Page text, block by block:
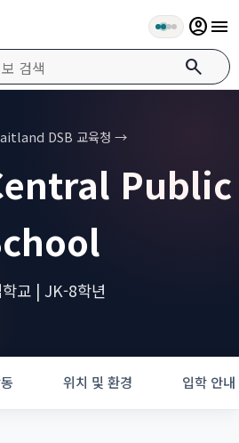
search
account_circlemenu
DSB 교육청 →
Public
교 | JK-8학년
위치 및 환경 입학 안내